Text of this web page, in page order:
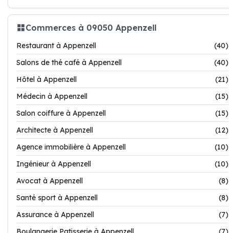
Commerces à 09050 Appenzell
Restaurant à Appenzell
(40)
Salons de thé café à Appenzell
(40)
Hôtel à Appenzell
(21)
Médecin à Appenzell
(15)
Salon coiffure à Appenzell
(15)
Architecte à Appenzell
(12)
Agence immobilière à Appenzell
(10)
Ingénieur à Appenzell
(10)
Avocat à Appenzell
(8)
Santé sport à Appenzell
(8)
Assurance à Appenzell
(7)